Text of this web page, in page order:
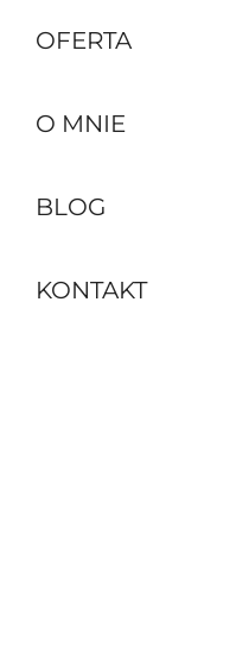
OFERTA
O MNIE
BLOG
KONTAKT